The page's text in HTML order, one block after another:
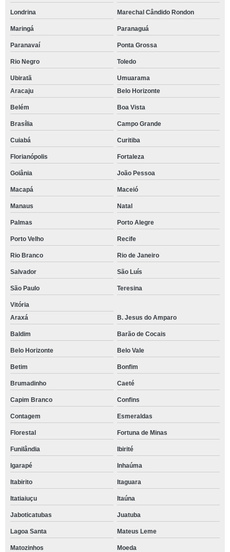
Londrina Marechal Cândido Rondon
Maringá Paranaguá
Paranavaí Ponta Grossa
Rio Negro Toledo
Ubiratã
Umuarama
Aracaju
Belo Horizonte
Belém Boa Vista
Brasília Campo Grande
Cuiabá Curitiba
Florianópolis Fortaleza
Goiânia João Pessoa
Macapá Maceió
Manaus Natal
Palmas Porto Alegre
Porto Velho Recife
Rio Branco Rio de Janeiro
Salvador São Luís
São Paulo Teresina
Vitória
Araxá
B. Jesus do Amparo
Baldim Barão de Cocais
Belo Horizonte Belo Vale
Betim Bonfim
Brumadinho Caeté
Capim Branco Confins
Contagem Esmeraldas
Florestal Fortuna de Minas
Funilândia Ibirité
Igarapé Inhaúma
Itabirito Itaguara
Itatiaiuçu Itaúna
Jaboticatubas Juatuba
Lagoa Santa Mateus Leme
Matozinhos Moeda